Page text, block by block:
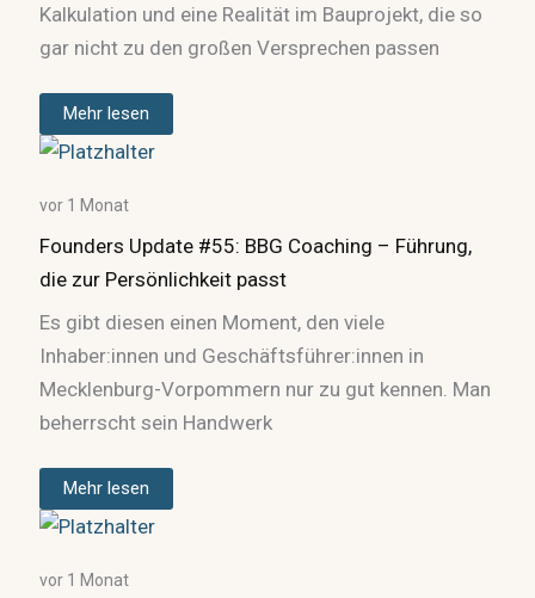
Kalkulation und eine Realität im Bauprojekt, die so
gar nicht zu den großen Versprechen passen
Mehr lesen
vor 1 Monat
Founders Update #55: BBG Coaching – Führung,
die zur Persönlichkeit passt
Es gibt diesen einen Moment, den viele
Inhaber:innen und Geschäftsführer:innen in
Mecklenburg-Vorpommern nur zu gut kennen. Man
beherrscht sein Handwerk
Mehr lesen
vor 1 Monat